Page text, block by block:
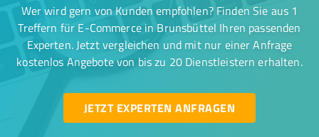
Wer wird gern von Kunden empfohlen? Finden Sie aus 1
Treffern für E-Commerce in Brunsbüttel Ihren passenden
Experten. Jetzt vergleichen und mit nur einer Anfrage
kostenlos Angebote von bis zu 20 Dienstleistern erhalten.
JETZT EXPERTEN ANFRAGEN